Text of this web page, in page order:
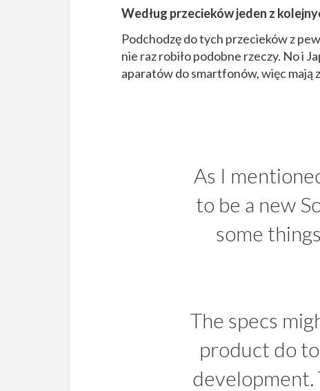
Według przecieków jeden z
Podchodzę do tych przecieków z
nie raz robiło podobne rzeczy. No i
aparatów do smartfonów, więc mają
As I
to be a new
some
The specs
product do
development.